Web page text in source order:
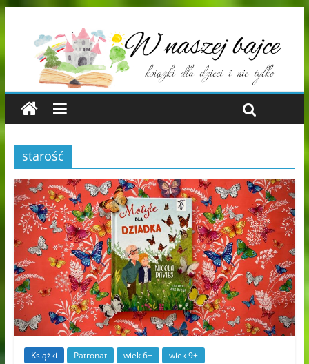
starość
Książki Patronat wiek 6+ wiek 9+